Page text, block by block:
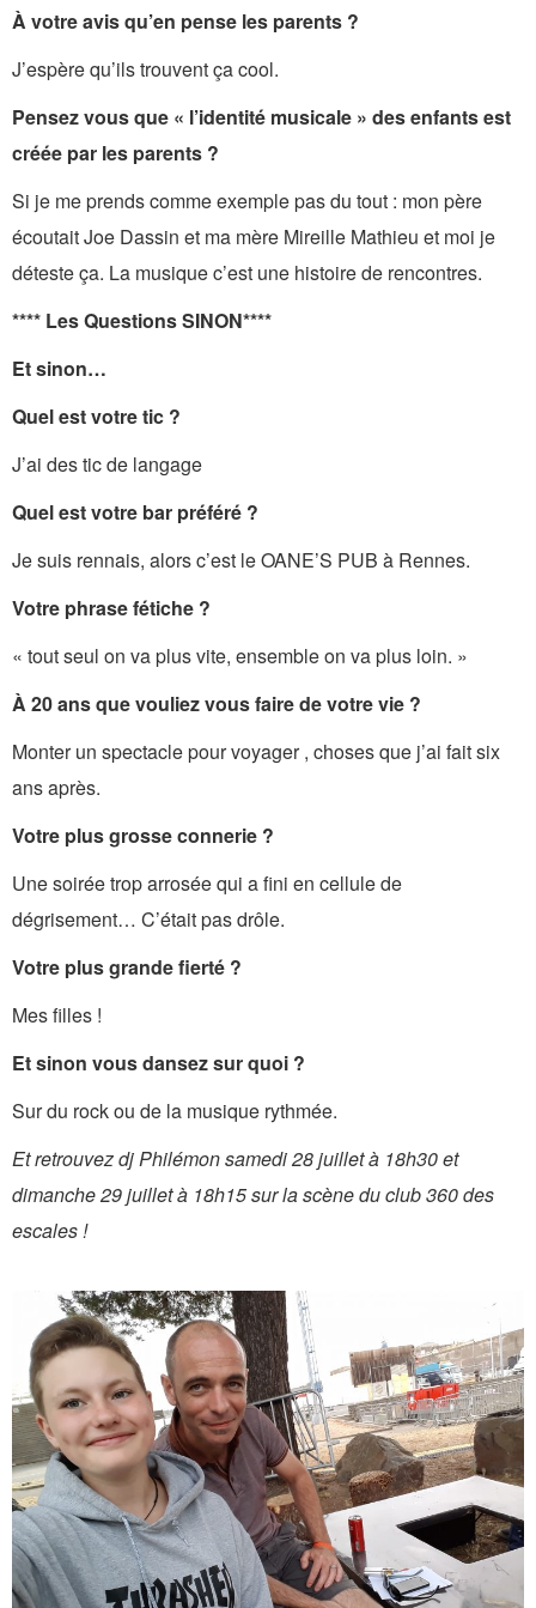
À votre avis qu’en pense les parents ?
J’espère qu’ils trouvent ça cool.
Pensez vous que « l’identité musicale » des enfants est
créée par les parents ?
Si je me prends comme exemple pas du tout : mon père
écoutait Joe Dassin et ma mère Mireille Mathieu et moi je
déteste ça. La musique c’est une histoire de rencontres.
**** Les Questions SINON****
Et sinon…
Quel est votre tic ?
J’ai des tic de langage
Quel est votre bar préféré ?
Je suis rennais, alors c’est le OANE’S PUB à Rennes.
Votre phrase fétiche ?
« tout seul on va plus vite, ensemble on va plus loin. »
À 20 ans que vouliez vous faire de votre vie ?
Monter un spectacle pour voyager , choses que j’ai fait six
ans après.
Votre plus grosse connerie ?
Une soirée trop arrosée qui a fini en cellule de
dégrisement… C’était pas drôle.
Votre plus grande fierté ?
Mes filles !
Et sinon vous dansez sur quoi ?
Sur du rock ou de la musique rythmée.
Et retrouvez dj Philémon samedi 28 juillet à 18h30 et
dimanche 29 juillet à 18h15 sur la scène du club 360 des
escales !